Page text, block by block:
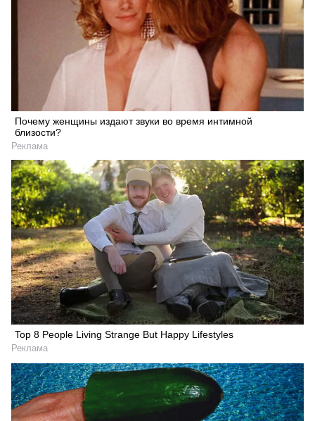
Почему женщины издают звуки во время интимной
близости?
Реклама
Top 8 People Living Strange But Happy Lifestyles
Реклама